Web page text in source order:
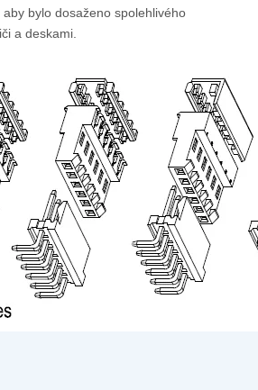
, aby bylo dosaženo spolehlivého
a deskami.